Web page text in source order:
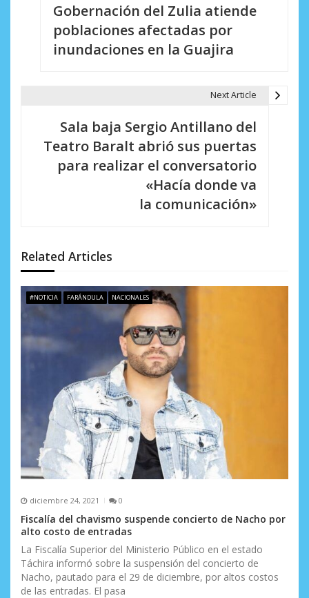
e
e
n
t
d
a
s
Gobernación del Zulia atiende
poblaciones afectadas por
inundaciones en la Guajira
Next Article
Sala baja Sergio Antillano del
Teatro Baralt abrió sus puertas
para realizar el conversatorio
«Hacía donde va
la comunicación»
Related Articles
#NOTICIA FARÁNDULA NACIONALES
diciembre 24, 2021 0
Fiscalía del chavismo suspende concierto de Nacho por
alto costo de entradas
La Fiscalía Superior del Ministerio Público en el estado
Táchira informó sobre la suspensión del concierto de
Nacho, pautado para el 29 de diciembre, por altos costos
de las entradas. El pasa